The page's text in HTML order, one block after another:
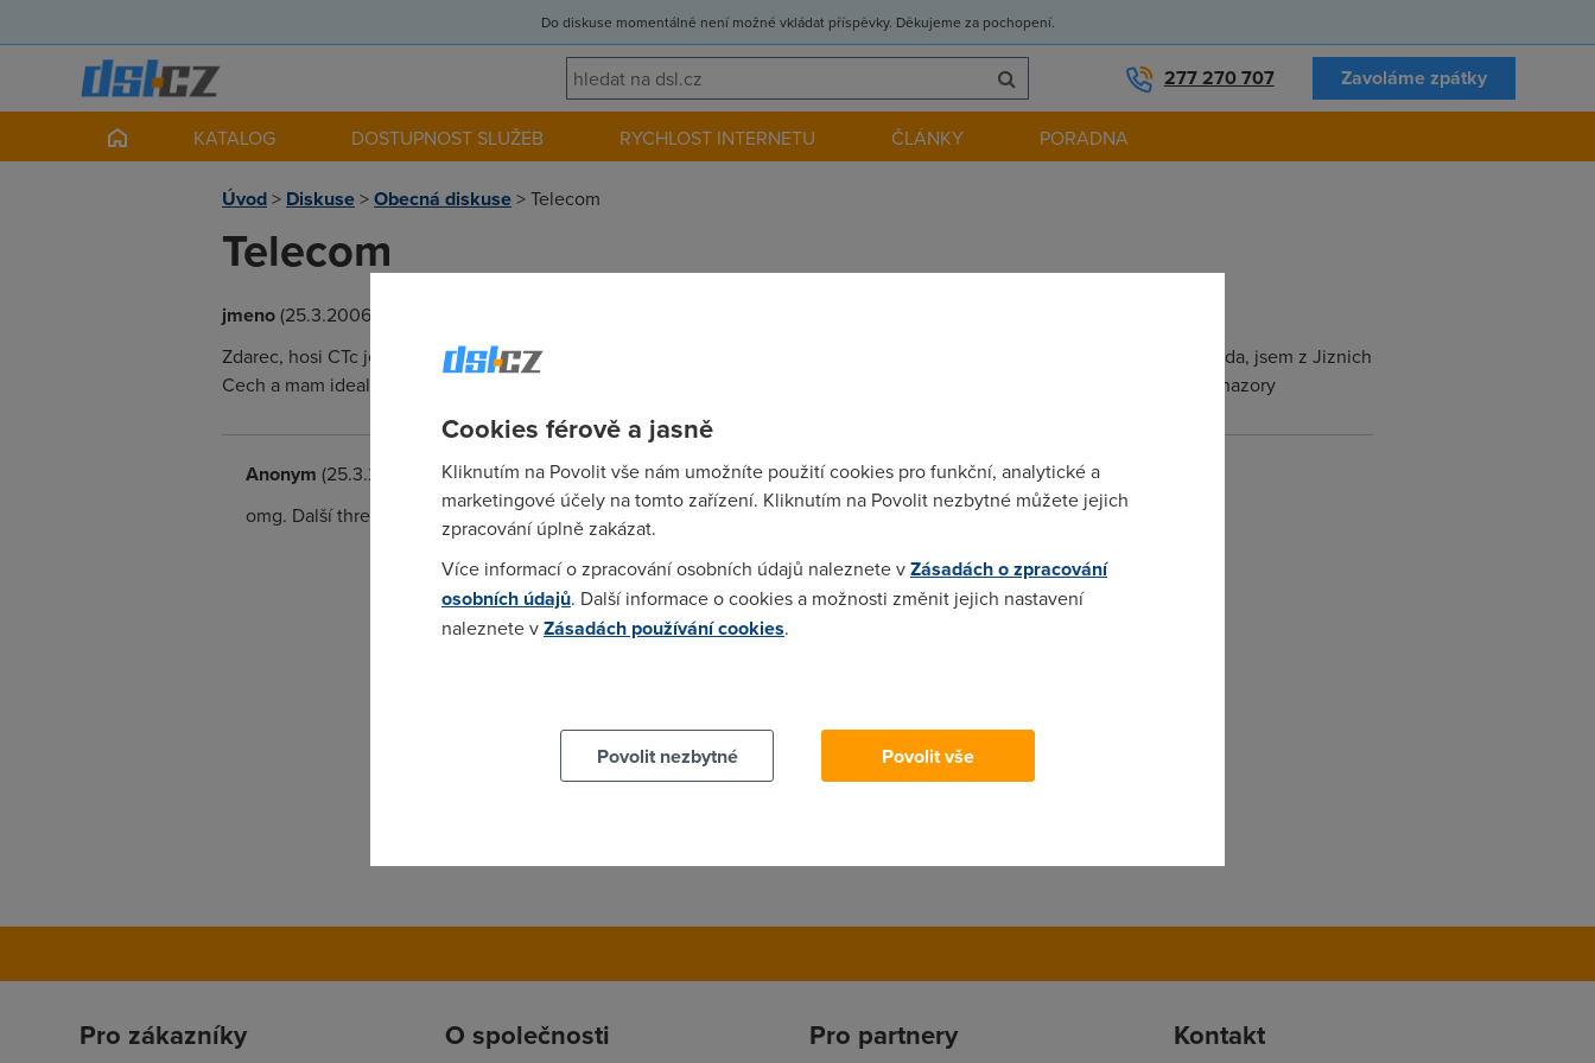
Do diskuse momentálně není možné vkládat příspěvky. Děkujeme za pochopení.
277 270 707 Zavoláme zpátky
KATALOG DOSTUPNOST SLUŽEB RYCHLOST INTERNETU ČLÁNKY PORADNA
Úvod> Diskuse>Obecná diskuse>Telecom
Telecom
jmeno(25.3.2006 11:38:46)
Zdarec, hosi CTc je ted na tom opravdu bidne , co se tyce rychlosti a zatizeni stanic, mam hrozny ping a rychlost je taky bida, jsem z Jiznich
Cech a mam ideal 2048kbps. Nevite jestli se to nekdy ZLEPSI , aspon tak jak to bylo drive ??? Diky za vsechny odpovedi, nazory
Anonym (25.3.2006 12:02:31)
omg. Další thread úplně na nic:-)
Pro zákazníky O společnosti Pro partnery Kontakt
Cookies férově a jasně
Kliknutím na Povolit vše nám umožníte použití cookies pro funkční, analytické a
marketingové účely na tomto zařízení. Kliknutím na Povolit nezbytné můžete jejich
zpracování úplně zakázat.
Více informací o zpracování osobních údajů naleznete vZásadách o zpracování
osobních údajů. Další informace o cookies a možnosti změnit jejich nastavení
naleznete vZásadách používání cookies.
Povolit nezbytné
Povolit vše